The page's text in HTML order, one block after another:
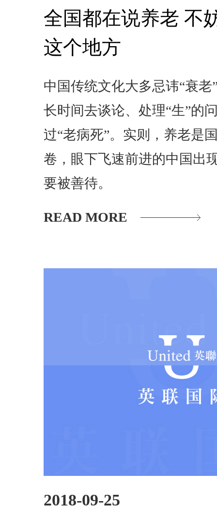
全国都在说养老 不
这个地方
中国传统文化大多忌讳“衰老
长时间去谈论、处理“生”的
过“老病死”。实则，养老是
卷，眼下飞速前进的中国出
要被善待。
READ MORE
2018-09-25